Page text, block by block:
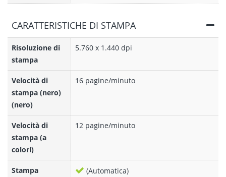
CARATTERISTICHE DI STAMPA
Risoluzione di
stampa
5.760 x 1.440 dpi
Velocità di
stampa (nero)
(nero)
16 pagine/minuto
Velocità di
stampa (a
colori)
12 pagine/minuto
Stampa
(Automatica)